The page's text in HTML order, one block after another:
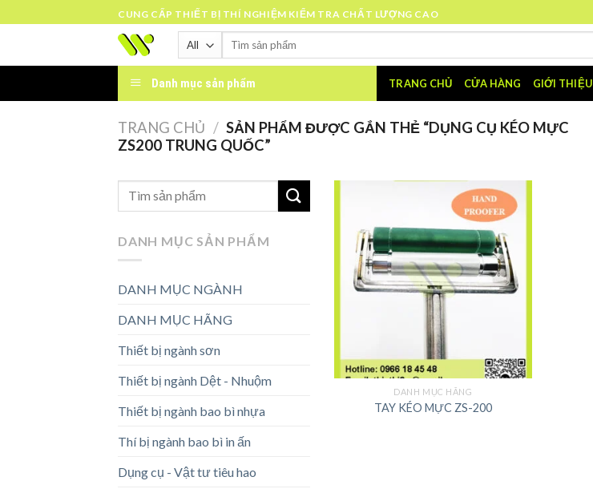
to
CUNG CẤP THIẾT BỊ THÍ NGHIỆM KIỂM TRA CHẤT LƯỢNG CAO
Tìm
Danh mục sản phẩm TRANG CHỦ CỬA HÀNG GIỚI THIỆU
TRANG CHỦ / SẢN PHẨM ĐƯỢC GẮN THẺ “DỤNG CỤ KÉO MỰC
ZS200 TRUNG QUỐC”
DANH MỤC SẢN PHẨM
DANH MỤC NGÀNH
DANH MỤC HÃNG
Thiết bị ngành sơn
Thiết bị ngành Dệt - Nhuộm
Thiết bị ngành bao bì nhựa
Thí bị ngành bao bì in ấn
Dụng cụ - Vật tư tiêu hao
DANH MỤC HÃNG
TAY KÉO MỰC ZS-200